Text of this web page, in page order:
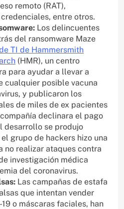
remoto (RAT),
entre otros.
Los delincuentes
del ransomware Maze
TI de Hammersmith
(HMR), un centro
para ayudar a llevar a
cualquier posible vacuna
y publicaron los
de miles de ex pacientes
declinara el pago
desarrollo se produjo
grupo de hackers hizo una
no realizar ataques contra
investigación médica
del coronavirus.
Las campañas de estafa
que intentan vender
o máscaras faciales, han